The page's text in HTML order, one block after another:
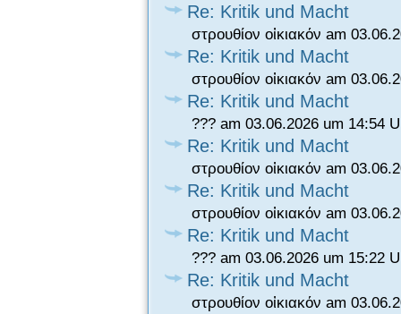
Re: Kritik und Macht
στρουθίον οἰκιακόν am
Re: Kritik und Macht
στρουθίον οἰκιακόν am
Re: Kritik und Macht
??? am 03.06.2026 um 14:54
Re: Kritik und Macht
στρουθίον οἰκιακόν am
Re: Kritik und Macht
στρουθίον οἰκιακόν am
Re: Kritik und Macht
??? am 03.06.2026 um 15:22
Re: Kritik und Macht
στρουθίον οἰκιακόν am